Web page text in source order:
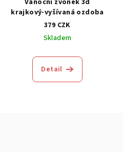
Vánoční zvonek 3d
krajkový-vyšívaná ozdoba
379 CZK
Skladem
Detail